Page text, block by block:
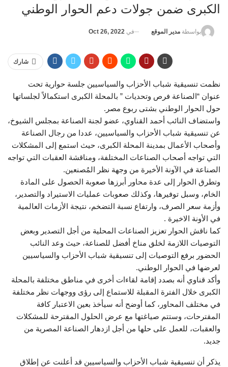
الكبرى ضمن جولات دعم الحوار الوطني
بواسطة مدير الموقع في Oct 26, 2022
شارك
نظمت تنسيقية شباب الأحزاب والسياسيين جلسة حوارية تحت
عنوان “الصناعة فرص وتحديات ” بالمحلة الكبرى استكمالاً لجلساتها
حول الحوار الوطني بشتى ربوع مصر.
واستضاف النائب أحمد القناوي، عضو لجنة الصناعة بمجلس الشيوخ،
عن تنسيقية شباب الأحزاب والسياسيين، عددا من رجال الصناعة
وأصحاب الأعمال بمدينة المحلة الكبرى، حيث استمع إلى المشكلات
التي تواجه أصحاب الصناعات المختلفة، ومناقشة العقبات التي تواجه
الصناعة في الآونة الأخيرة من وجهة نظر المُصنعين.
وتطرق الحوار إلى عدة محاور أبرزها صعوبة الحصول على المادة
الخام، وسبل توفيرها، وكذلك صعوبات عمليات الاستيراد والتصدير،
وأزمة سعر الصرف، وارتفاع نسبة التضخم، نتيجة الأزمات العالمية
في الأونة الاخيرة .
كما ناقش الحوار تعزيز الصناعات المحلية من أجل التصدير وبعض
التوصيات اللازمة لخلق مناخ أفضل للصناعة، حيث وعد النائب
الحضور برفع التوصيات إلى تنسيقية شباب الأحزاب والسياسيين
لعرضها في الحوار الوطني.
وأكد قناوي أنه بصدد إقامة لقاءات أخرى في مناطق مختلفة بالمحلة
الكبرى خلال الفترة المقبلة للاستماع إلى رؤى ووجهات نظر مختلفة
في مختلف المحاور، كما أوضح أنه سيأخذ بعين الاعتبار كافة
المقترحات، وستتم صياغتها مع عرض الحلول المقترحة للمشكلات
والعقبات، للعمل على حلها من أجل ازدهار الصناعة المصرية من
جديد.
يذكر أن تنسيقية شباب الأحزاب والسياسيين قد أعلنت عن إطلاق